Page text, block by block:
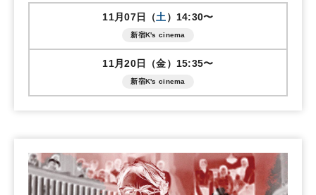
11月07日（土）14:30〜
新宿K's cinema
11月20日（金）15:35〜
新宿K's cinema